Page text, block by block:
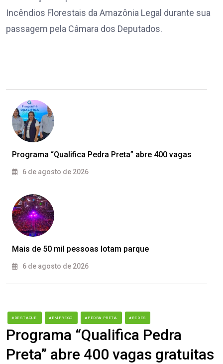
Incêndios Florestais da Amazônia Legal durante sua
passagem pela Câmara dos Deputados.
Programa “Qualifica Pedra Preta” abre 400 vagas
6 de agosto de 2026
Mais de 50 mil pessoas lotam parque
6 de agosto de 2026
#DESTAQUE #EMPREGO #PEDRA PRETA #REDES
Programa “Qualifica Pedra
Preta” abre 400 vagas gratuitas